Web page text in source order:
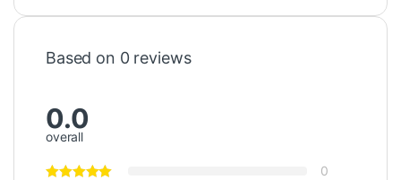
Based on 0 reviews
0.0
overall
0